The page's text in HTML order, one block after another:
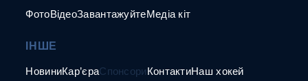
ФотоВідеоЗавантажуйтеМедіа кіт
ІНШЕ
НовиниКар’єраСпонсориКонтактиНаш хокей